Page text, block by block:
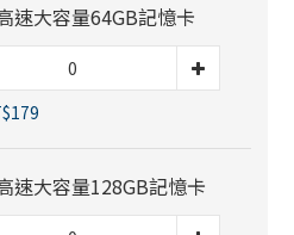
速大容量64GB記憶卡
速大容量128GB記憶卡